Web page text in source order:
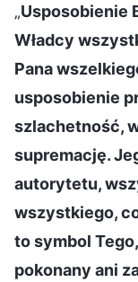
„Usposobienie
Władcy
Pana
usposobienie
szlachetność,
supremację.
autorytetu,
wszystkiego,
to symbol
pokonany ani